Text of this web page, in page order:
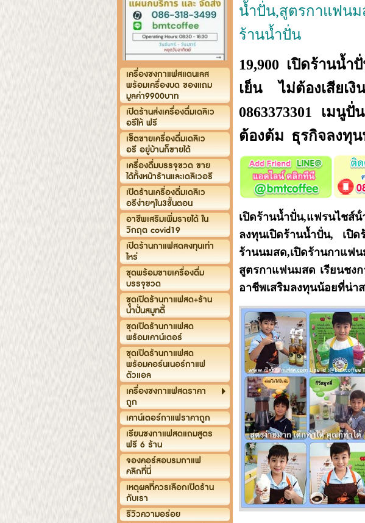
เครื่องชงกาแฟสแตนเลส
พร้อมเครื่องบด ของแถม
มูลค่า9900บาท
เปิดร้านส่งเครื่องดื่มเดลิเว
อรีให้ ฟรี
เซ็ตขายเครื่องดื่มเดลิเว
อรี อยู่บ้านก็ขายได้
เครื่องดื่มบรรจุขวด ขาย
ได้ทั้งหน้าร้านและเดลิเวอรี
เปิดร้านเครื่องดื่มเดลิเว
อรีง่ายๆใน3ขั้นตอน
อาชีพเสริมเพิ่มรายได้ ใน
วิกฤต covid19
เปิดร้านกาแฟสดลงทุนเท่า
ไหร่
ชุดพร้อมขายเครื่องดื่ม
บรรจุขวด
ชุดเปิดร้านกาแฟสด+ร้าน
น้ำปั่นสมูทตี้
ชุดเปิดร้านกาแฟสด
พร้อมเคาน์เตอร์
ชุดเปิดร้านกาแฟสด
พร้อมคอร์นเนอร์กาแฟ
ตัวแอล
เครื่องชงกาแฟสดราคา
ถูก
เคาน์เตอร์กาแฟราคาถูก
เรียนชงกาแฟสดแถมสูตร
ฟรี 6 ร้าน
จองคอร์สอบรมกาแฟ
คลิกที่นี่
เหตุผลที่ควรเลือกเปิดร้าน
กับเรา
รีวิวความอร่อย
น้ำปั่น,สูตรกาแฟนม
ร้านน้ำปั่น
19,900 เปิดร้านน้
เย็น ไม่ต้องเสีย
0863373301 เมนู
ต้องต้ม ธุรกิจลงทุน
เปิดร้านน้ำปั่น,แฟรนไช
ลงทุนเปิดร้านน้ำปั่น, เปิด
ร้านนมสด,เปิดร้านกาแ
สูตรกาแฟนมสด เรียนชง
อาชีพเสริมลงทุนน้อยที่น่า